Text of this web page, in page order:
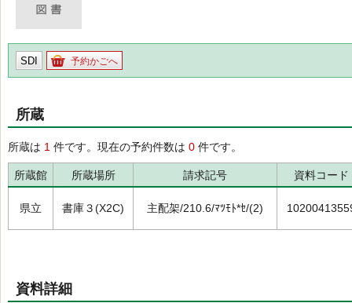
SDI 予約かごへ
所蔵
所蔵は 1 件です。現在の予約件数は 0 件です。
所蔵館 所蔵場所 請求記号 資料コード
県立 書庫３(X2C) 主配架/210.6/ﾏﾂﾓﾄ*ｾ/(2)
資料詳細